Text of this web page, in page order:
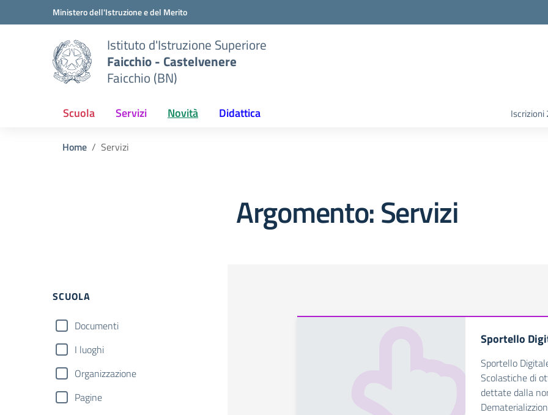
Vai ai contenuti
Vai al menu di navigazioneMinistero dell'Istruzione e del Merito
Istituto d'Istruzione Superiore
Faicchio - Castelvenere
Faicchio (BN)
Scuola Servizi Novità Didattica
Home Servizi
Argomento: Servizi
Filtri
SCUOLA
Documenti
I luoghi
Organizzazione
Pagine
Sportello
Sportello
Scolastiche di
dettate dalla